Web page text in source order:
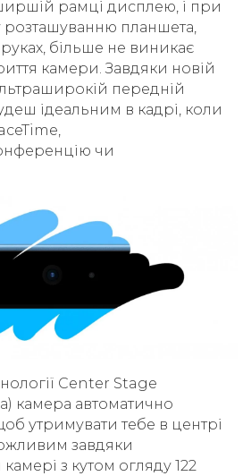
рамці дисплею, і при
розташуванню планшета,
більше не виникає
камери. Завдяки новій
передній
ідеальним в кадрі, коли
чи
Center Stage
камера автоматично
утримувати тебе в центрі
завдяки
з кутом огляду 122